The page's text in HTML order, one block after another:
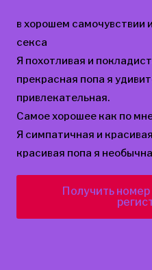
в хорошем самочувствии
секса
Я похотливая и
прекрасная попа я
привлекательная.
Самое хорошее как по мне
Я симпатичная и
красивая попа я
Получить